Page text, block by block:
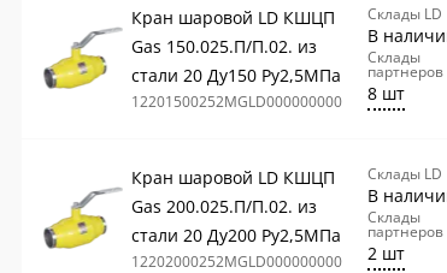
Кран шаровой LD КШЦП
Gas 150.025.П/П.02. из
стали 20 Ду150 Ру2,5МПа
12201500252MGLD000000000
Склады LD
В
Склады
партнеров
8 шт
Кран шаровой LD КШЦП
Gas 200.025.П/П.02. из
стали 20 Ду200 Ру2,5МПа
12202000252MGLD000000000
Склады LD
В
Склады
партнеров
2 шт